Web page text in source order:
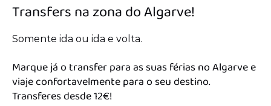
Transfers na zona do Algarve!
Somente ida ou ida e volta.
Marque já o transfer para as suas férias no Algarve e
viaje confortavelmente para o seu destino.
Transferes desde 12€!